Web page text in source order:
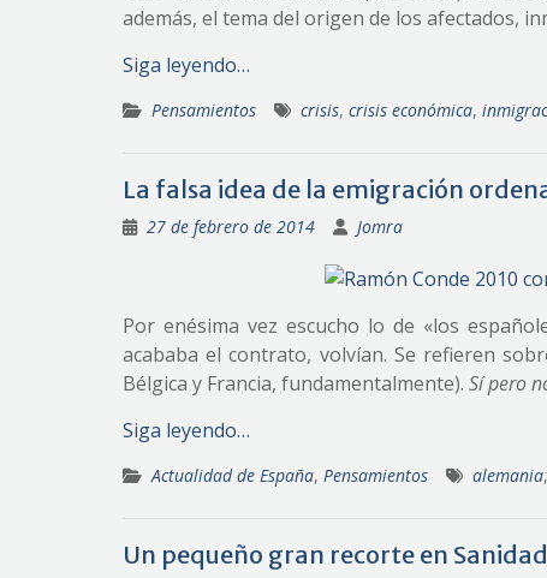
además, el tema del origen de los afectados,
Siga leyendo…
Pensamientos crisis, crisis económica,
La falsa idea de la emigración
27 de febrero de 2014 Jomra
Por enésima vez escucho lo de «los
acababa el contrato, volvían. Se refieren
Bélgica y Francia, fundamentalmente). Sí pero
Siga leyendo…
Actualidad de España, Pensamientos alemania,
Un pequeño gran recorte en Sanidad